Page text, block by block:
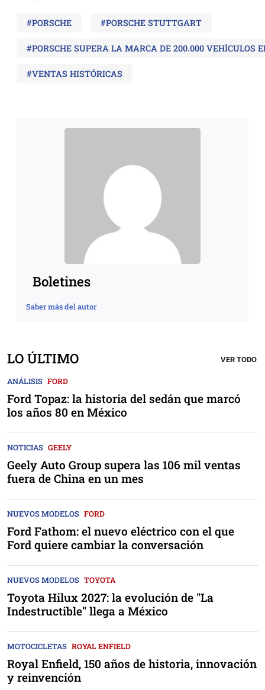
#PORSCHE #PORSCHE STUTTGART
#PORSCHE SUPERA LA MARCA DE 200.000 VEHÍCULOS
#VENTAS HISTÓRICAS
Boletines
Saber más del autor
LO ÚLTIMO VER TODO
ANÁLISIS FORD
Ford Topaz: la historia del sedán que marcó
los años 80 en México
NOTICIAS GEELY
Geely Auto Group supera las 106 mil ventas
fuera de China en un mes
NUEVOS MODELOS FORD
Ford Fathom: el nuevo eléctrico con el que
Ford quiere cambiar la conversación
NUEVOS MODELOS TOYOTA
Toyota Hilux 2027: la evolución de "La
Indestructible" llega a México
MOTOCICLETAS ROYAL ENFIELD
Royal Enfield, 150 años de historia, innovación
y reinvención